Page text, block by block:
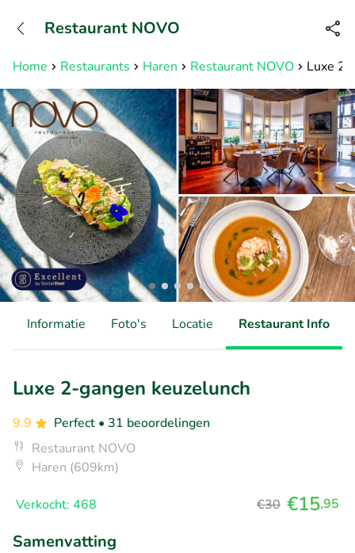
Bereikbaar tot 23:00 uur
Home Restaurants Haren Restaurant NOVO Luxe 2-
Restaurant NOVO
Informatie Foto's Locatie Restaurant Info
Luxe 2-gangen keuzelunch
9.9 Perfect • 31 beoordelingen
Restaurant NOVO
Haren (609km)
Verkocht: 468 €30 €15,95
Samenvatting